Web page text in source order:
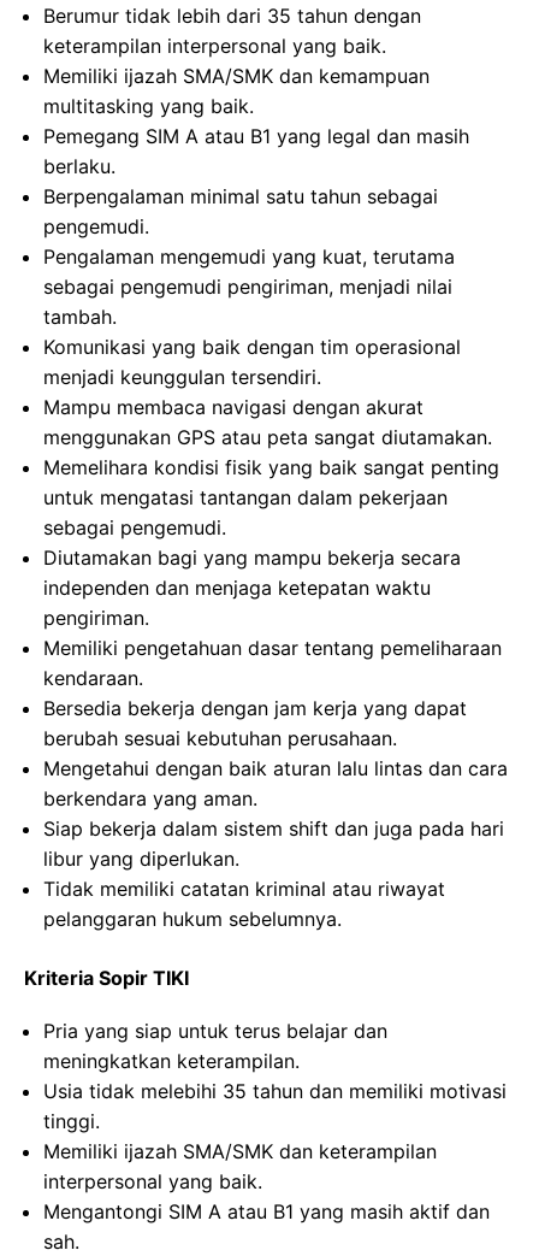
Berumur tidak lebih dari 35 tahun dengan
keterampilan interpersonal yang baik.
Memiliki ijazah SMA/SMK dan kemampuan
multitasking yang baik.
Pemegang SIM A atau B1 yang legal dan masih
berlaku.
Berpengalaman minimal satu tahun sebagai
pengemudi.
Pengalaman mengemudi yang kuat, terutama
sebagai pengemudi pengiriman, menjadi nilai
tambah.
Komunikasi yang baik dengan tim operasional
menjadi keunggulan tersendiri.
Mampu membaca navigasi dengan akurat
menggunakan GPS atau peta sangat diutamakan.
Memelihara kondisi fisik yang baik sangat penting
untuk mengatasi tantangan dalam pekerjaan
sebagai pengemudi.
Diutamakan bagi yang mampu bekerja secara
independen dan menjaga ketepatan waktu
pengiriman.
Memiliki pengetahuan dasar tentang pemeliharaan
kendaraan.
Bersedia bekerja dengan jam kerja yang dapat
berubah sesuai kebutuhan perusahaan.
Mengetahui dengan baik aturan lalu lintas dan cara
berkendara yang aman.
Siap bekerja dalam sistem shift dan juga pada hari
libur yang diperlukan.
Tidak memiliki catatan kriminal atau riwayat
pelanggaran hukum sebelumnya.
Kriteria Sopir TIKI
Pria yang siap untuk terus belajar dan
meningkatkan keterampilan.
Usia tidak melebihi 35 tahun dan memiliki motivasi
tinggi.
Memiliki ijazah SMA/SMK dan keterampilan
interpersonal yang baik.
Mengantongi SIM A atau B1 yang masih aktif dan
sah.